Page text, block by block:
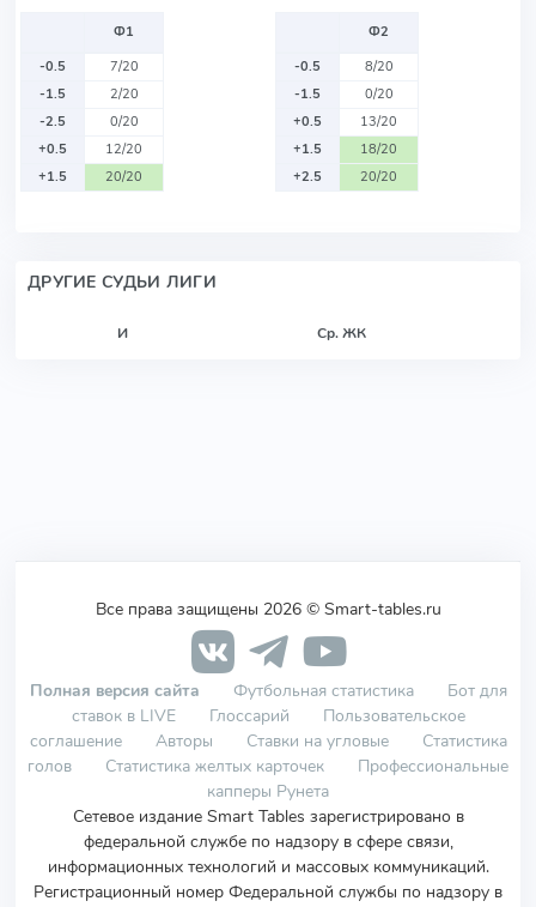
Ф1
-0.5
7/20
-1.5
2/20
-2.5
0/20
+0.5
12/20
+1.5
20/20
Ф2
-0.5
8/20
-1.5
0/20
+0.5
13/20
+1.5
18/20
+2.5
20/20
ДРУГИЕ СУДЬИ ЛИГИ
И Ср. ЖК
Все права защищены 2026 © Smart-tables.ru
Полная версия сайта Футбольная статистика
Бот для
ставок в LIVE
Глоссарий
Пользовательское
соглашение
Авторы Ставки на угловые
Статистика
голов
Статистика желтых карточек
Профессиональные
капперы Рунета
Сетевое издание Smart Tables зарегистрировано в
федеральной службе по надзору в сфере связи,
информационных технологий и массовых коммуникаций.
Регистрационный номер Федеральной службы по надзору в